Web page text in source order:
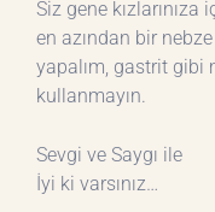
Siz gene
en azından bir
yapalım, gastrit gibi
kullanmayın.
Sevgi ve Saygı ile
İyi ki varsınız…